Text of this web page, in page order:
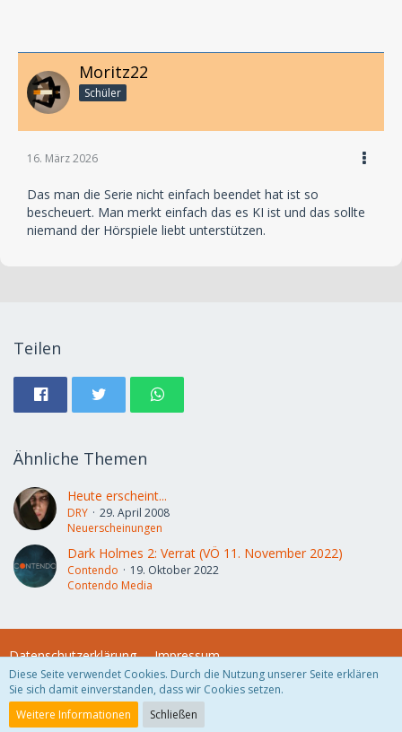
Moritz22
Schüler
16. März 2026
Das man die Serie nicht einfach beendet hat ist so
bescheuert. Man merkt einfach das es KI ist und das sollte
niemand der Hörspiele liebt unterstützen.
Teilen
Ähnliche Themen
Heute erscheint...
DRY
29. April 2008
Neuerscheinungen
Dark Holmes 2: Verrat (VÖ 11. November 2022)
Contendo
19. Oktober 2022
Contendo Media
Datenschutzerklärung Impressum
Community-Software:
Diese Seite verwendet Cookies. Durch die Nutzung unserer Seite erklären
Sie sich damit einverstanden, dass wir Cookies setzen.
Weitere Informationen
Schließen